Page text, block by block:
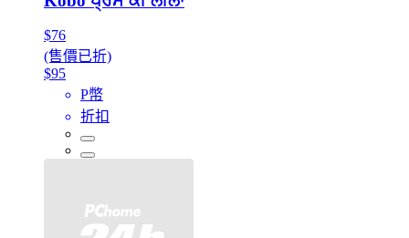
$76
(售價已折)
$95
P幣
折扣